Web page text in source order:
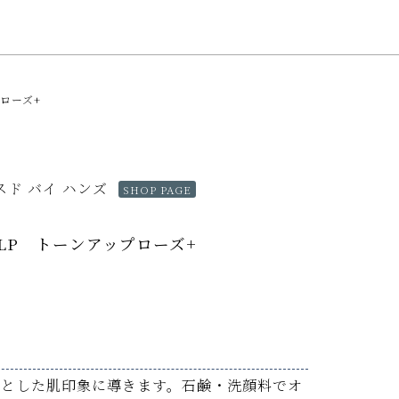
ーズ+
ド バイ ハンズ
SHOP PAGE
トーンアップローズ+
した肌印象に導きます。石鹸・洗顔料でオ